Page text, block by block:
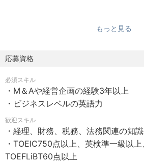
※試用期間3か月（期間中の待遇に変更
【勤務時間】
8：30～17：30
※所定労働時間：8時間、休憩時間：
【休日・休暇】
・完全週休2日制（土日）、祝日
・夏季休暇
もっと見る
応募資格
必須スキル
・M＆Aや経営企画の経験3年以上
・ビジネスレベルの英語力
歓迎スキル
・経理、財務、税務、法務関連の知
・TOEIC750点以上、英検準一級以上
TOEFLiBT60点以上